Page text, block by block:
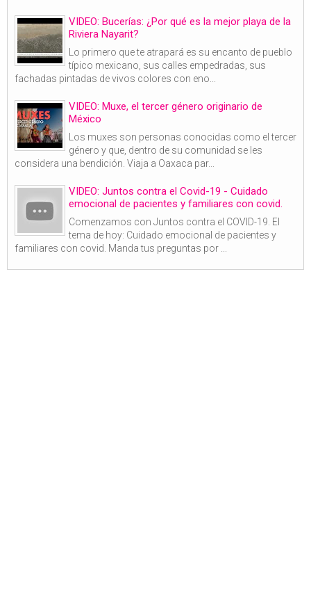
VIDEO: Bucerías: ¿Por qué es la mejor playa de la
Riviera Nayarit?
Lo primero que te atrapará es su encanto de pueblo
típico mexicano, sus calles empedradas, sus
fachadas pintadas de vivos colores con eno...
VIDEO: Muxe, el tercer género originario de
México
Los muxes son personas conocidas como el tercer
género y que, dentro de su comunidad se les
considera una bendición. Viaja a Oaxaca par...
VIDEO: Juntos contra el Covid-19 - Cuidado
emocional de pacientes y familiares con covid.
Comenzamos con Juntos contra el COVID-19. El
tema de hoy: Cuidado emocional de pacientes y
familiares con covid. Manda tus preguntas por ...